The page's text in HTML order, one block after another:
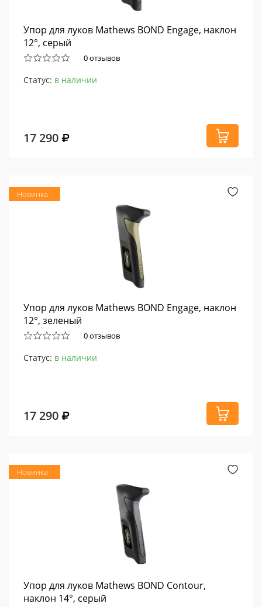
Упор для луков Mathews BOND Engage, наклон
12°, серый
0 отзывов
Статус: в наличии
17 290
Новинка
Упор для луков Mathews BOND Engage, наклон
12°, зеленый
0 отзывов
Статус: в наличии
17 290
Новинка
Упор для луков Mathews BOND Contour,
наклон 14°, серый